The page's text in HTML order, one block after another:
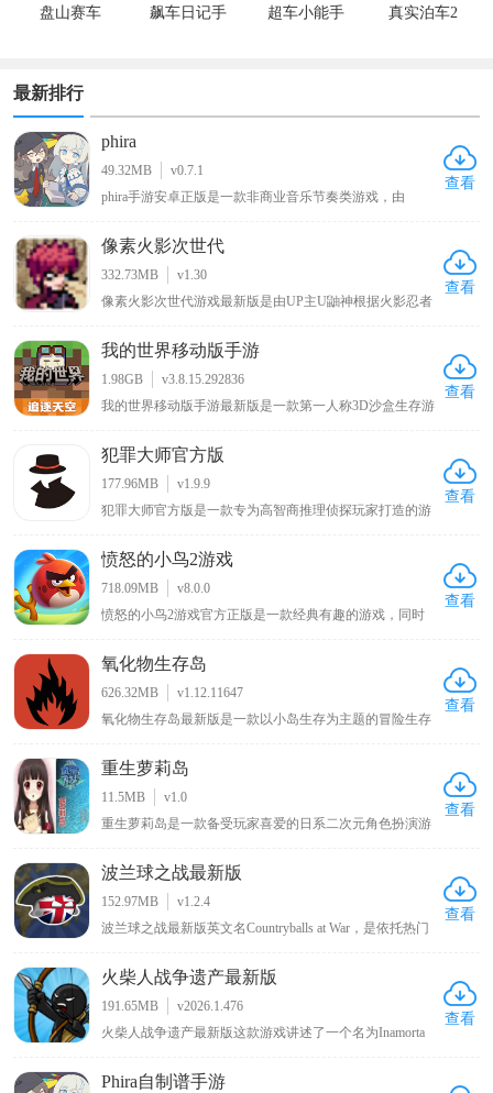
盘山赛车
飙车日记手
超车小能手
真实泊车2
最新排行
phira
49.32MB
v0.7.1
phira手游安卓正版是一款非商业音乐节奏类游戏，由
自制音乐谱，包括网上知名度很高的零号车辆、喜之郎果
肉果冻、我要当太空人、初音未来的消失等原创歌曲关卡
都可以在这里找到，可以让玩家在玩游戏的同时也能听音
乐。
查看
像素火影次世代
332.73MB
v1.30
像素火影次世代游戏最新版是由UP主U鼬神根据火影忍者
佩恩、宇智波斑「秽土转生·解」等多位原作角色，每个角
色拥有独特的技能组合与秘卷系统，玩家可通过连招、位
移与特殊技实现高自由度操作。除单人剧情外，还包含对
战、忍界大战、无尽试炼、演练等玩法，满足休闲刷本与
查看
我的世界移动版手游
1.98GB
v3.8.15.292836
我的世界移动版手游最新版是一款第一人称3D沙盒生存游
物，放置方块，制作工具和武器来生存和生活，并挑战不
同的敌对生物。另外，我的世界移动版手游最新版中为了
让大家的可玩性不在单一，开放了生存模式和上帝模式两
种模式，这两种模式都有着自己的特色之处和不同的游戏
宝藏，打猎获取食物，开创通往异世界的大门，召唤神话
远古巨龙等。
查看
犯罪大师官方版
177.96MB
v1.9.9
犯罪大师官方版是一款专为高智商推理侦探玩家打造的游
一位置，游戏内有超多真实案件，还支持多人合作共同解
谜
查看
愤怒的小鸟2游戏
718.09MB
v8.0.0
愤怒的小鸟2游戏官方正版是一款经典有趣的游戏，同时
现有了很大的提升，场景立体效果也显得更加的突出，给
玩家带来很强的视觉冲击力，而小鸟角色得益于在3D画面
的加持下，显得更加生动可爱，相信能给玩家带来别样的
惊喜。
查看
氧化物生存岛
626.32MB
v1.12.11647
氧化物生存岛最新版是一款以小岛生存为主题的冒险生存
表、服装列表信息，岛上有废弃城市，包含商场、加油站
等建筑物场景可供探索，但要留意棕熊等野兽带来的威胁
。
查看
重生萝莉岛
11.5MB
v1.0
重生萝莉岛是一款备受玩家喜爱的日系二次元角色扮演游
过多样化剧情选择与互动玩法体验紧张刺激探索之旅，游
戏场景设计精良、角色形象生动，战斗系统和日常互动都
充满趣味性
查看
波兰球之战最新版
152.97MB
v1.2.4
波兰球之战最新版英文名Countryballs at War，是依托热门
双玩法，玩家任选国家阵营执掌政权，统筹资源调配、兵
种编组、外交博弈，稳步扩张国土版图，发展国力登顶超
级大国。游戏原生支持简体中文，手动切换即可适配母语
游玩，兼顾趣味玩梗与深度策略博弈，适配策略游戏爱好
查看
火柴人战争遗产最新版
191.65MB
v2026.1.476
火柴人战争遗产最新版这款游戏讲述了一个名为Inamorta
争工艺。该游戏场景设计宏伟，地图广袤，在地图上会有
查看
Phira自制谱手游